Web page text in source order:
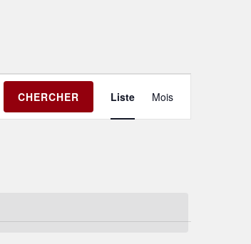
CHERCHER
de
Liste Mois